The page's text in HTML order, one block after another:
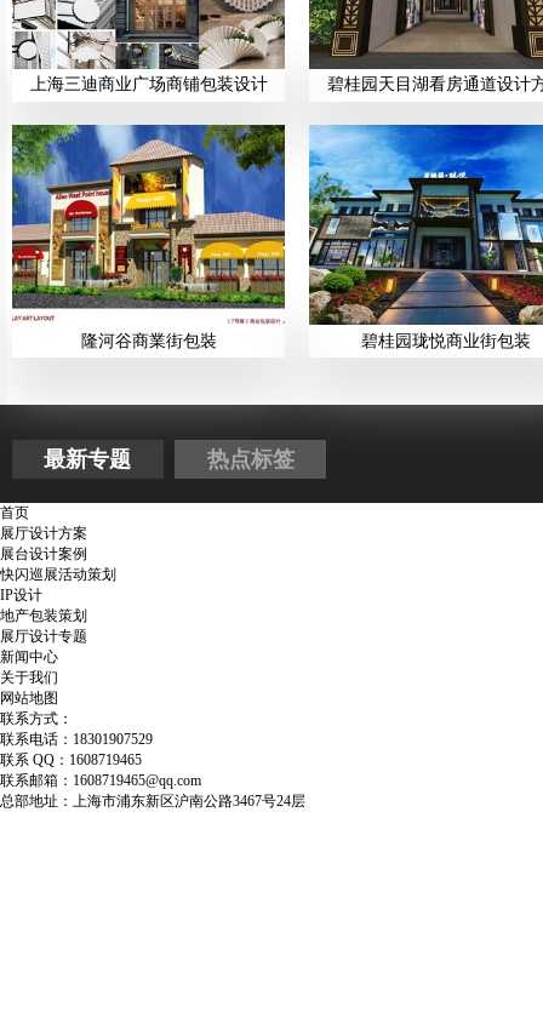
上海三迪商业广场商铺包装设计 碧桂园天目湖看房通道设计
隆河谷商業街包裝 碧桂园珑悦商业街包装
最新专题 热点标签
首页
展厅设计方案
展台设计案例
快闪巡展活动策划
IP设计
地产包装策划
展厅设计专题
新闻中心
关于我们
网站地图
联系方式：
联系电话：18301907529
联系 QQ：1608719465
联系邮箱：1608719465@qq.com
总部地址：上海市浦东新区沪南公路3467号24层